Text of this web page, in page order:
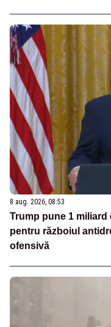
8 aug. 2026, 08:53
Trump pune 1
pentru războiul
ofensivă